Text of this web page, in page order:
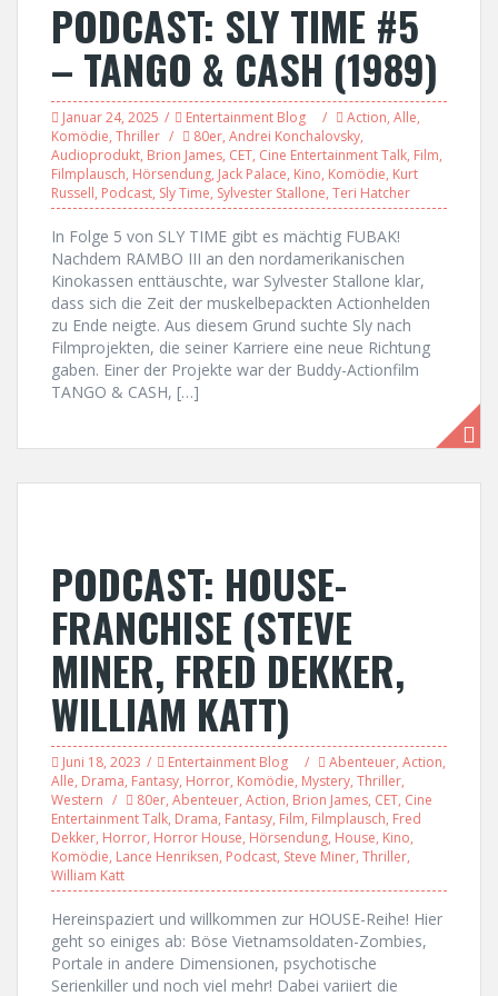
PODCAST: SLY TIME #5
– TANGO & CASH (1989)
Januar 24, 2025 Entertainment Blog Action, Alle,
Komödie, Thriller 80er, Andrei Konchalovsky,
Audioprodukt, Brion James, CET, Cine Entertainment Talk, Film,
Filmplausch, Hörsendung, Jack Palace, Kino, Komödie, Kurt
Russell, Podcast, Sly Time, Sylvester Stallone, Teri Hatcher
In Folge 5 von SLY TIME gibt es mächtig FUBAK!
Nachdem RAMBO III an den nordamerikanischen
Kinokassen enttäuschte, war Sylvester Stallone klar,
dass sich die Zeit der muskelbepackten Actionhelden
zu Ende neigte. Aus diesem Grund suchte Sly nach
Filmprojekten, die seiner Karriere eine neue Richtung
gaben. Einer der Projekte war der Buddy-Actionfilm
TANGO & CASH, […]
PODCAST: HOUSE-
FRANCHISE (STEVE
MINER, FRED DEKKER,
WILLIAM KATT)
Juni 18, 2023 Entertainment Blog Abenteuer, Action,
Alle, Drama, Fantasy, Horror, Komödie, Mystery, Thriller,
Western
80er, Abenteuer, Action, Brion James, CET, Cine
Entertainment Talk, Drama, Fantasy, Film, Filmplausch, Fred
Dekker, Horror, Horror House, Hörsendung, House, Kino,
Komödie, Lance Henriksen, Podcast, Steve Miner, Thriller,
William Katt
Hereinspaziert und willkommen zur HOUSE-Reihe! Hier
geht so einiges ab: Böse Vietnamsoldaten-Zombies,
Portale in andere Dimensionen, psychotische
Serienkiller und noch viel mehr! Dabei variiert die